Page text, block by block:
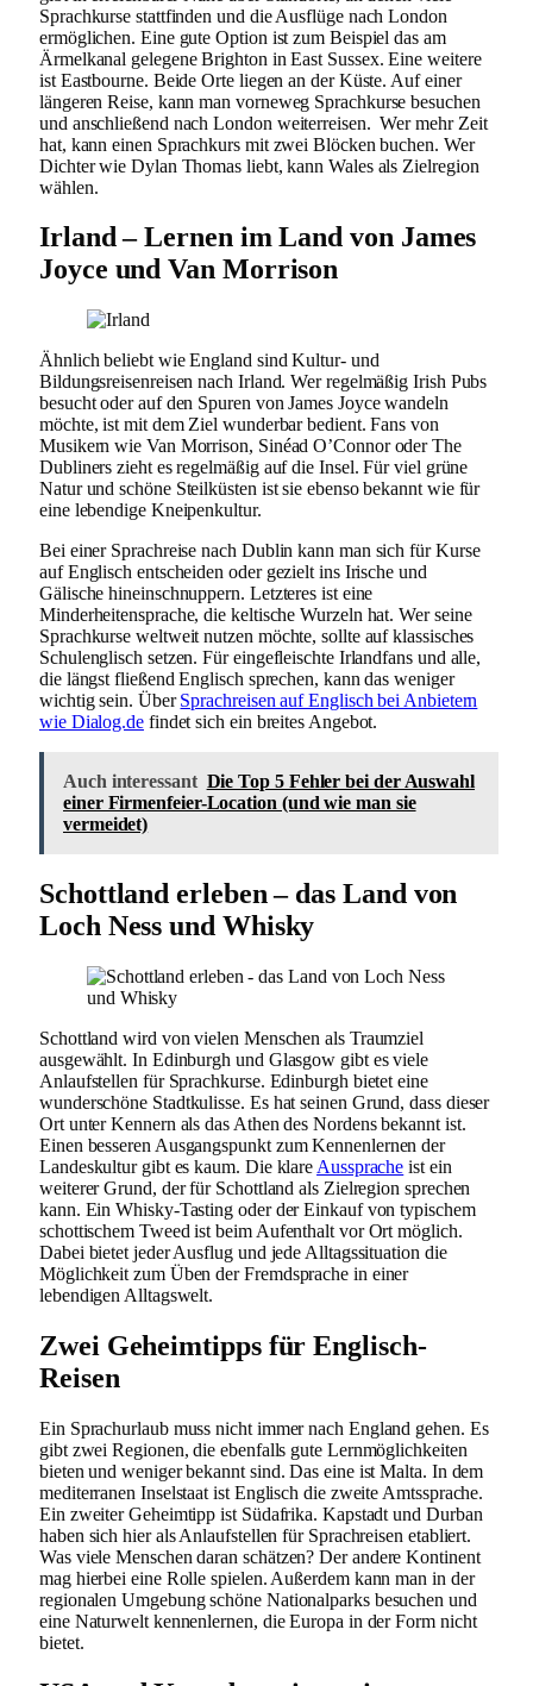
Sprachkurse stattfinden und die Ausflüge nach London
ermöglichen. Eine gute Option ist zum Beispiel das am
Ärmelkanal gelegene Brighton in East Sussex. Eine weitere
ist Eastbourne. Beide Orte liegen an der Küste. Auf einer
längeren Reise, kann man vorneweg Sprachkurse besuchen
und anschließend nach London weiterreisen. Wer mehr Zeit
hat, kann einen Sprachkurs mit zwei Blöcken buchen. Wer
Dichter wie Dylan Thomas liebt, kann Wales als Zielregion
wählen.
Irland – Lernen im Land von James
Joyce und Van Morrison
Ähnlich beliebt wie England sind Kultur- und
Bildungsreisenreisen nach Irland. Wer regelmäßig Irish Pubs
besucht oder auf den Spuren von James Joyce wandeln
möchte, ist mit dem Ziel wunderbar bedient. Fans von
Musikern wie Van Morrison, Sinéad O’Connor oder The
Dubliners zieht es regelmäßig auf die Insel. Für viel grüne
Natur und schöne Steilküsten ist sie ebenso bekannt wie für
eine lebendige Kneipenkultur.
Bei einer Sprachreise nach Dublin kann man sich für Kurse
auf Englisch entscheiden oder gezielt ins Irische und
Gälische hineinschnuppern. Letzteres ist eine
Minderheitensprache, die keltische Wurzeln hat. Wer seine
Sprachkurse weltweit nutzen möchte, sollte auf klassisches
Schulenglisch setzen. Für eingefleischte Irlandfans und alle,
die längst fließend Englisch sprechen, kann das weniger
wichtig sein. ÜberSprachreisen auf Englisch bei Anbietern
wie Dialog.defindet sich ein breites Angebot.
Auch interessant Die Top 5 Fehler bei der Auswahl
einer Firmenfeier-Location (und wie man sie
vermeidet)
Schottland erleben – das Land von
Loch Ness und Whisky
Schottland wird von vielen Menschen als Traumziel
ausgewählt. In Edinburgh und Glasgow gibt es viele
Anlaufstellen für Sprachkurse. Edinburgh bietet eine
wunderschöne Stadtkulisse. Es hat seinen Grund, dass dieser
Ort unter Kennern als das Athen des Nordens bekannt ist.
Einen besseren Ausgangspunkt zum Kennenlernen der
Landeskultur gibt es kaum. Die klare Aussprache ist ein
weiterer Grund, der für Schottland als Zielregion sprechen
kann. Ein Whisky-Tasting oder der Einkauf von typischem
schottischem Tweed ist beim Aufenthalt vor Ort möglich.
Dabei bietet jeder Ausflug und jede Alltagssituation die
Möglichkeit zum Üben der Fremdsprache in einer
lebendigen Alltagswelt.
Zwei Geheimtipps für Englisch-
Reisen
Ein Sprachurlaub muss nicht immer nach England gehen. Es
gibt zwei Regionen, die ebenfalls gute Lernmöglichkeiten
bieten und weniger bekannt sind. Das eine ist Malta. In dem
mediterranen Inselstaat ist Englisch die zweite Amtssprache.
Ein zweiter Geheimtipp ist Südafrika. Kapstadt und Durban
haben sich hier als Anlaufstellen für Sprachreisen etabliert.
Was viele Menschen daran schätzen? Der andere Kontinent
mag hierbei eine Rolle spielen. Außerdem kann man in der
regionalen Umgebung schöne Nationalparks besuchen und
eine Naturwelt kennenlernen, die Europa in der Form nicht
bietet.